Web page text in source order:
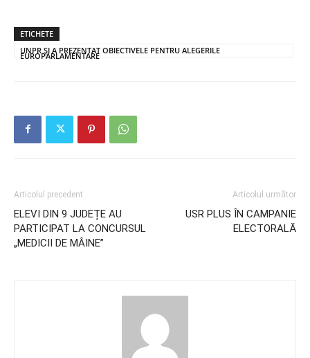
ETICHETE
UNPR ȘI A PREZENTAT OBIECTIVELE PENTRU ALEGERILE
EUROPARLAMENTARE
Articolul precedent
ELEVI DIN 9 JUDEȚE AU
PARTICIPAT LA CONCURSUL
„MEDICII DE MÂINE”
Articolul următor
USR PLUS ÎN CAMPANIE
ELECTORALĂ